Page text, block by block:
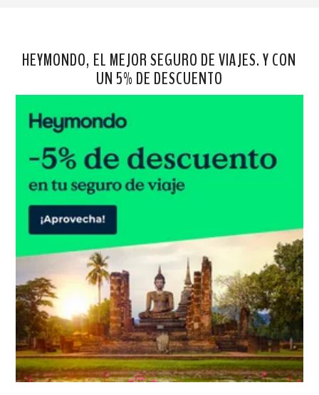
HEYMONDO, EL MEJOR SEGURO DE VIAJES. Y CON
UN 5% DE DESCUENTO